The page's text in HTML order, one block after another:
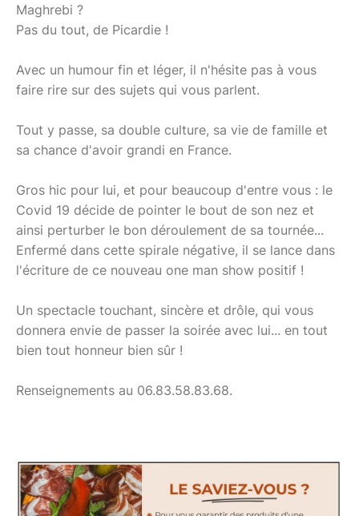
Maghrebi ?
Pas du tout, de Picardie !
Avec un humour fin et léger, il n'hésite pas à vous
faire rire sur des sujets qui vous parlent.
Tout y passe, sa double culture, sa vie de famille et
sa chance d'avoir grandi en France.
Gros hic pour lui, et pour beaucoup d'entre vous : le
Covid 19 décide de pointer le bout de son nez et
ainsi perturber le bon déroulement de sa tournée...
Enfermé dans cette spirale négative, il se lance dans
l'écriture de ce nouveau one man show positif !
Un spectacle touchant, sincère et drôle, qui vous
donnera envie de passer la soirée avec lui... en tout
bien tout honneur bien sûr !
Renseignements au 06.83.58.83.68.